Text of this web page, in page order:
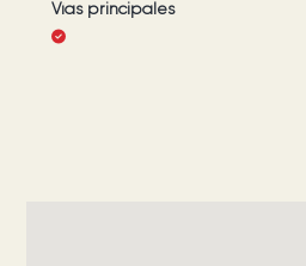
Vías principales